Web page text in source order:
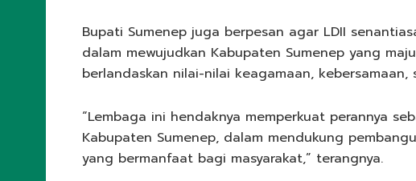
Bupati Sumenep juga berpesan agar LDII
dalam mewujudkan Kabupaten Sumenep yang
berlandaskan nilai-nilai keagamaan,
“Lembaga ini hendaknya memperkuat perannya
Kabupaten Sumenep, dalam mendukung
yang bermanfaat bagi masyarakat,” terangnya.